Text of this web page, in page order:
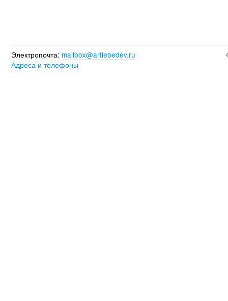
Электропочта: mailbox@artlebedev.ru
Адреса и телефоны